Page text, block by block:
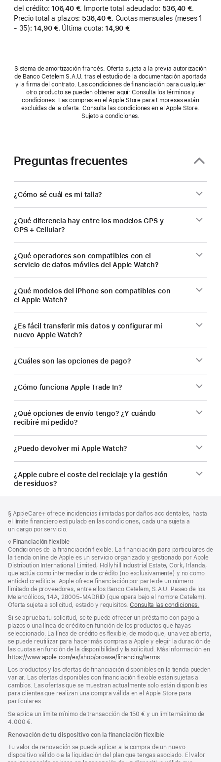
del crédito: 106,40 €. Importe total adeudado: 536,40 €.
Precio total a plazos: 536,40 €. Cuotas mensuales (meses 1
- 35): 14,90 €. Última cuota: 14,90 €
Sistema de amortización francés. Oferta sujeta a la previa autorización
de Banco Cetelem S.A.U. tras el estudio de la documentación aportada
y la firma del contrato. Las condiciones de financiación para cualquier
otro producto se pueden obtener aquí: Consulta los términos y
condiciones. Las compras en el Apple Store para Empresas están
excluidas de la oferta. Consulta las condiciones en el Apple Store.
Sujeto a condiciones.
Preguntas frecuentes
¿Cómo sé cuál es mi talla?
¿Qué diferencia hay entre los modelos GPS y
GPS + Cellular?
¿Qué operadores son compatibles con el
servicio de datos móviles del Apple Watch?
¿Qué modelos del iPhone son compatibles con
el Apple Watch?
¿Es fácil transferir mis datos y configurar mi
nuevo Apple Watch?
¿Cuáles son las opciones de pago?
¿Cómo funciona Apple Trade In?
¿Qué opciones de envío tengo? ¿Y cuándo
recibiré mi pedido?
¿Puedo devolver mi Apple Watch?
¿Apple cubre el coste del reciclaje y la gestión
de residuos?
a
pie
de
página
al
pie
Nota
a
pie
página
§ AppleCare+ ofrece incidencias ilimitadas por daños accidentales, hasta
el límite financiero estipulado en las condiciones, cada una sujeta a
un cargo por servicio.
Nota
a
pie
de
página
◊ Financiación flexible
Condiciones de la financiación flexible: La financiación para particulares de
la tienda online de Apple es un servicio organizado y gestionado por Apple
Distribution International Limited, Hollyhill Industrial Estate, Cork, Irlanda,
que actúa como intermediario de crédito (no exclusivamente) y no como
entidad crediticia. Apple ofrece financiación por parte de un número
limitado de proveedores, entre ellos Banco Cetelem, S.A.U. Paseo de los
Melancólicos, 14A, 28005-MADRID (que opera bajo el nombre Cetelem).
Oferta sujeta a solicitud, estado y requisitos.Consulta las condiciones.
Si se aprueba tu solicitud, se te puede ofrecer un préstamo con pago a
plazos o una línea de crédito en función de los productos que hayas
seleccionado. La línea de crédito es flexible, de modo que, una vez abierta,
se puede reutilizar para hacer más compras a Apple y elegir la duración de
las cuotas en función de la disponibilidad y la solicitud. Más información en
https://www.apple.com/es/shop/browse/financing/terms.
Los productos y las ofertas de financiación disponibles en la tienda pueden
variar. Las ofertas disponibles con financiación flexible están sujetas a
cambios. Las ofertas que se muestran actualmente solo están disponibles
para clientes que realizan una compra válida en el Apple Store para
particulares.
Se aplica un límite mínimo de transacción de 150 € y un límite máximo de
4.000 €.
Renovación de tu dispositivo con la financiación flexible
Tu valor de renovación se puede aplicar a la compra de un nuevo
dispositivo válido o a la liquidación del plan que tengas asociado. El valor